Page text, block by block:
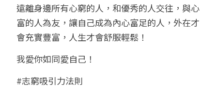
遠離身邊所有心窮的人，和優秀的人交往，與心
富的人為友，讓自己成為內心富足的人，外在才
會充實豐富，人生才會舒服輕鬆！
我愛你如同愛自己！
#志窮吸引力法則